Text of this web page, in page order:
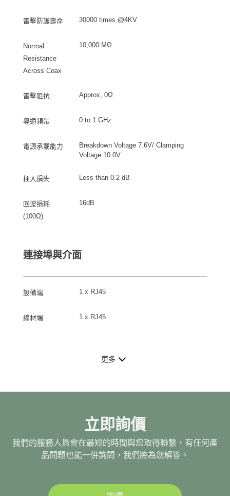
雷擊防護壽命 30000 times @4KV
Normal
Resistance
Across Coax
10,000 MΩ
雷擊阻抗 Approx, 0Ω
導通頻帶 0 to 1 GHz
電源承載能力
Breakdown Voltage 7.6V/ Clamping
Voltage 10.0V
插入損失 Less than 0.2 dB
回波損耗
(100Ω)
16dB
連接埠與介面
設備端 1 x RJ45
線材端 1 x RJ45
更多
立即詢價
我們的服務人員會在最短的時間與您取得聯繫，有任何產
品問題也能一併詢問，我們將為您解答。